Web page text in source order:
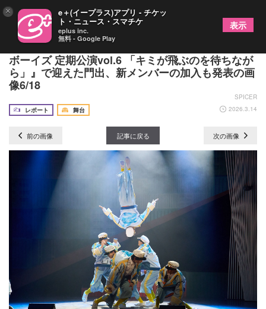
「石原月斗、羽ばたいてきます！」『神戸セーラー
ボーイズ 定期公演vol.6 「キミが飛ぶのを待ちなが
ら」』で迎えた門出、新メンバーの加入も発表の画
像6/18
SPICER
レポート
舞台 2026.3.14
前の画像 記事に戻る 次の画像
× e＋(イープラス)アプリ - チケッ
ト・ニュース・スマチケ
eplus inc.
無料 - Google Play
表示